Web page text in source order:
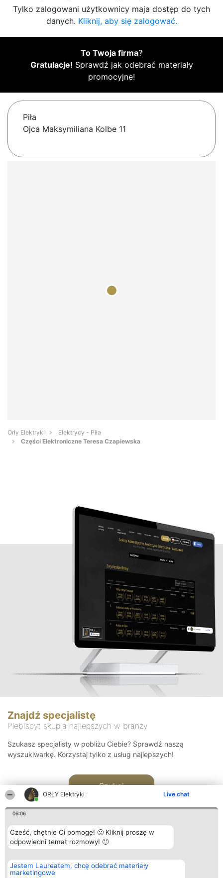
ORŁY Elektryki Live chat
06:06
Cześć, chętnie Ci pomogę! 🙂 Kliknij proszę w
odpowiedni temat rozmowy! 🙂
Jestem Laureatem, chcę odebrać materiały
marketingowe
Tylko zalogowani użytkownicy maja dostęp do tych
danych. Kliknij, aby się zalogować.
To Twoja firma?
Gratulacje! Sprawdź jak odebrać materiały
promocyjne!
Piła
Ojca Maksymiliana Kolbe 11
Orły Elektryki
Elektrycy - Piła
Części Elektroniczne Teresa Czapiewska
Znajdź specjalistę
Plebiscyt skupia najlepszych w branży
Szukasz specjalisty w pobliżu Ciebie? Sprawdź naszą
wyszukiwarkę. Korzystaj tylko z usług najlepszych!
Szukaj
Organizator plebiscytu
Bright Side Solutions sp. z o.
o. sp. k.
Plebiscyt
Laureaci
Kontakt
Kontakt